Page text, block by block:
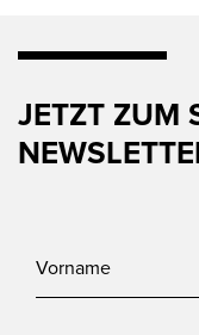
JETZT ZUM